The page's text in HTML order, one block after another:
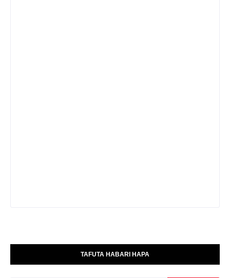
TAFUTA HABARI HAPA